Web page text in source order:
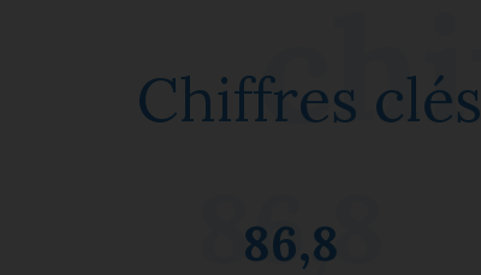
Chiffres clés
86,8